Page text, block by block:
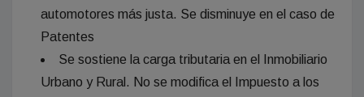
automotores más justa. Se disminuye en el caso de
Patentes
Se sostiene la carga tributaria en el Inmobiliario
Urbano y Rural. No se modifica el Impuesto a los